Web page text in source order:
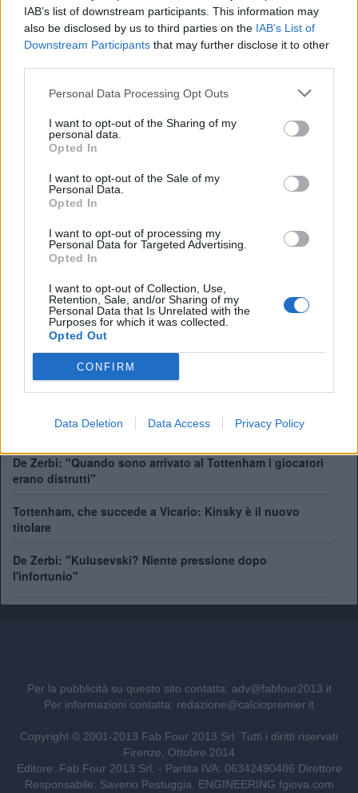
IAB’s list of downstream participants. This information may
also be disclosed by us to third parties on the IAB’s List of
Downstream Participants that may further disclose it to other
Personal Data Processing Opt Outs
I want to opt-out of the Sharing of my
personal data.
Opted In
I want to opt-out of the Sale of my
Personal Data.
Opted In
I want to opt-out of processing my
Personal Data for Targeted Advertising.
Opted In
I want to opt-out of Collection, Use,
Retention, Sale, and/or Sharing of my
Personal Data that Is Unrelated with the
Purposes for which it was collected.
Opted Out
CONFIRM
Data Deletion Data Access Privacy Policy
Anno di Fondazione: 1882 come Hotspur F.C.
Stadio:Tottenham Hotspur Stadium (62850)
Città:Londra
Presidente:
Manager:Ange Postecoglou
ALBO D'ORO
Premier League:2
FA Cup:8
League Cup:4
FA Community Shield:
Allarme Tottenham: altro infortunio per Maddison
Romero, l'Atletico Madrid supera l'Inter. La situazione
De Zerbi: "Quando sono arrivato al Tottenham i giocatori
erano distrutti"
Tottenham, che succede a Vicario: Kinsky è il nuovo
titolare
De Zerbi: "Kulusevski? Niente pressione dopo
l'infortunio"
Per la pubblicità su questo sito contatta: adv@fabfour2013.it
Per informazioni contatta: redazione@calciopremier.it
Copyright © 2001-2013 Fab Four 2013 Srl. Tutti i diritti riservati
Firenze, Ottobre 2014
Editore: Fab Four 2013 Srl. - Partita IVA: 06342490486 Direttore
Responsabile: Saverio Pestuggia. ENGINEERING fgiova.com